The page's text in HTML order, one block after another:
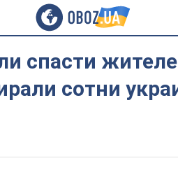
спасти
сотни